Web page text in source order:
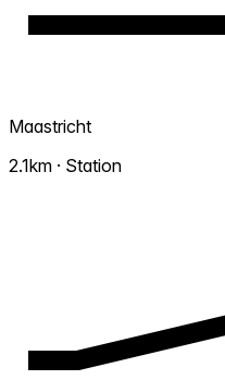
Maastricht
2.1km · Station